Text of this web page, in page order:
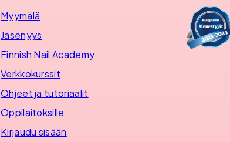
Myymälä
Jäsenyys
Finnish Nail Academy
Verkkokurssit
Ohjeet ja tutoriaalit
Oppilaitoksille
Kirjaudu sisään